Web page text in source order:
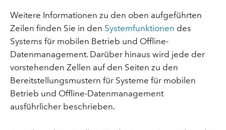
Weitere Informationen zu den oben aufgeführten
Zeilen finden Sie in den Systemfunktionen des
Systems für mobilen Betrieb und Offline-
Datenmanagement. Darüber hinaus wird jede der
vorstehenden Zellen auf den Seiten zu den
Bereitstellungsmustern für Systeme für mobilen
Betrieb und Offline-Datenmanagement
ausführlicher beschrieben.